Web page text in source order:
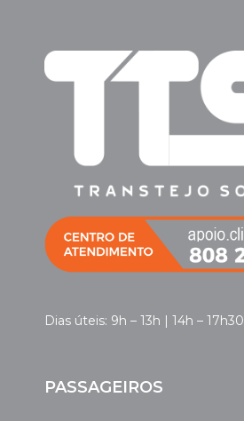
Dias úteis: 9h – 13h | 14h – 17h30
PASSAGEIROS